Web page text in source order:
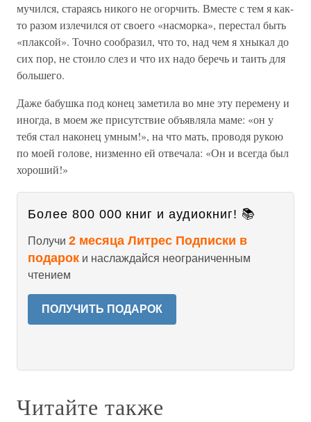
мучился, стараясь никого не огорчить. Вместе с тем я как-
то разом излечился от своего «насморка», перестал быть
«плаксой». Точно сообразил, что то, над чем я хныкал до
сих пор, не стоило слез и что их надо беречь и таить для
большего.
Даже бабушка под конец заметила во мне эту перемену и
иногда, в моем же присутствие объявляла маме: «он у
тебя стал наконец умным!», на что мать, проводя рукою
по моей голове, низменно ей отвечала: «Он и всегда был
хороший!»
Более 800 000 книг и аудиокниг! 📚
Получи 2 месяца Литрес Подписки в
подарок и наслаждайся неограниченным
чтением
ПОЛУЧИТЬ ПОДАРОК
Читайте также